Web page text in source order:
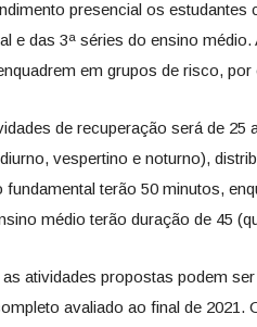
presencial os estudantes
e das 3ª séries do ensino
em grupos de risco, por
de recuperação será de 25
vespertino e noturno),
terão 50 minutos,
médio terão duração de 45
atividades propostas podem
avaliado ao final de 2021.